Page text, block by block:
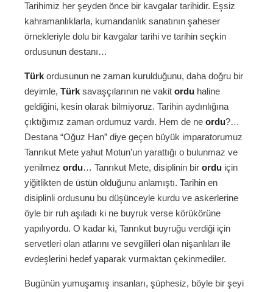
Tarihimiz her şeyden önce bir kavgalar tarihidir. Eşsiz
kahramanlıklarla, kumandanlık sanatının şaheser
örnekleriyle dolu bir kavgalar tarihi ve tarihin seçkin
ordusunun destanı…
Türk ordusunun ne zaman kurulduğunu, daha doğru bir
deyimle, Türk savaşçılarının ne vakit ordu haline
geldiğini, kesin olarak bilmiyoruz. Tarihin aydınlığına
çıktığımız zaman ordumuz vardı. Hem de ne ordu?…
Destana “Oğuz Han” diye geçen büyük imparatorumuz
Tanrıkut Mete yahut Motun’un yarattığı o bulunmaz ve
yenilmez ordu… Tanrıkut Mete, disiplinin bir ordu için
yiğitlikten de üstün olduğunu anlamıştı. Tarihin en
disiplinli ordusunu bu düşünceyle kurdu ve askerlerine
öyle bir ruh aşıladı ki ne buyruk verse körükörüne
yapılıyordu. O kadar ki, Tanrıkut buyruğu verdiği için
servetleri olan atlarını ve sevgilileri olan nişanlıları ile
evdeşlerini hedef yaparak vurmaktan çekinmediler.
Bugünün yumuşamış insanları, şüphesiz, böyle bir şeyi